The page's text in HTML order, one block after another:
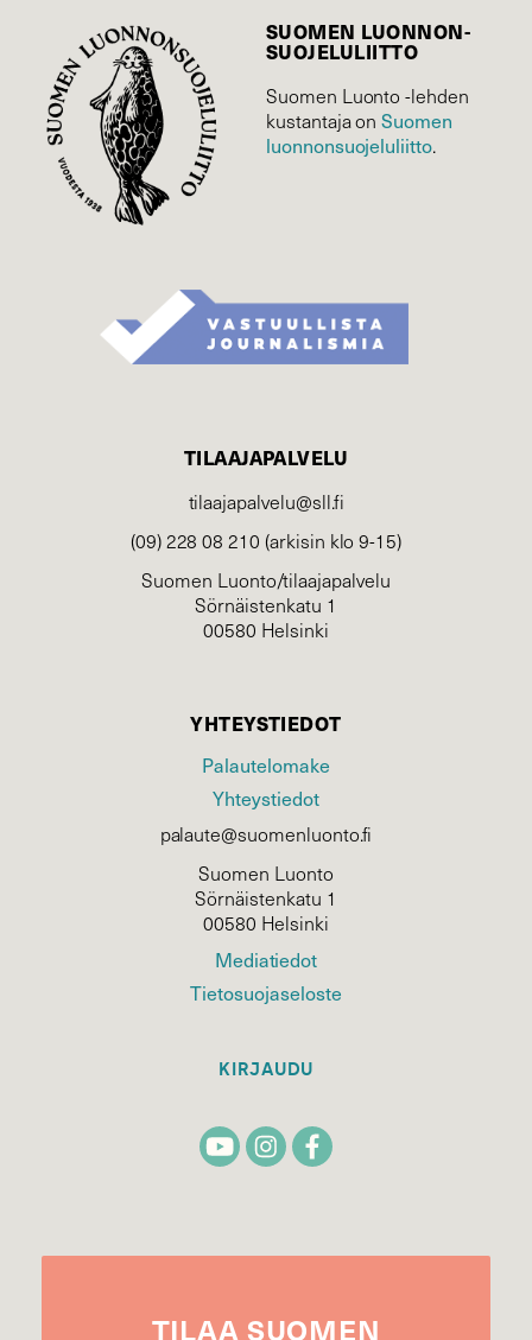
SUOMEN LUONNON­
SUOJELU­LIITTO
Suomen Luonto -lehden
kustantaja onSuomen
luonnonsuojelu­liitto.
TILAAJAPALVELU
tilaajapalvelu@sll.fi
(09) 228 08 210 (arkisin klo 9-15)
Suomen Luonto/tilaajapalvelu
Sörnäistenkatu 1
00580 Helsinki
YHTEYSTIEDOT
Palautelomake
Yhteystiedot
palaute@suomenluonto.fi
Suomen Luonto
Sörnäistenkatu 1
00580 Helsinki
Mediatiedot
Tietosuojaseloste
KIRJAUDU
TILAA SUOMEN